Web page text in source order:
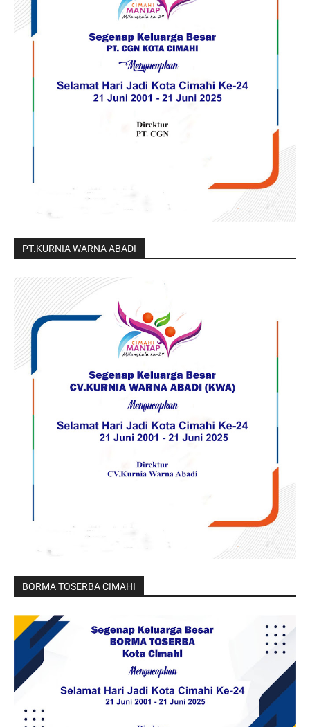
PT.KURNIA WARNA ABADI
BORMA TOSERBA CIMAHI